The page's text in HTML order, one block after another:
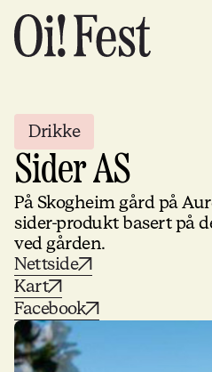
Drikke
Sider AS
På Skogheim gård på
sider-produkt basert på
ved gården.
Nettside
Kart
Facebook